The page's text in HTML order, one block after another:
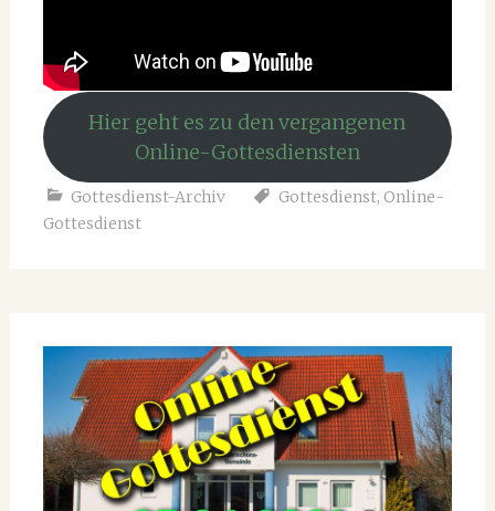
Hier geht es zu den vergangenen
Online-Gottesdiensten
Gottesdienst-Archiv Gottesdienst, Online-
Gottesdienst